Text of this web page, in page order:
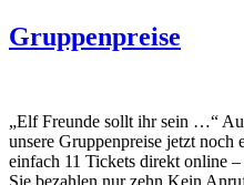
Gruppenpreise
„Elf Freunde sollt ihr sein …“
unsere Gruppenpreise jetzt noch
einfach 11 Tickets direkt online
Sie bezahlen nur zehn.Kein